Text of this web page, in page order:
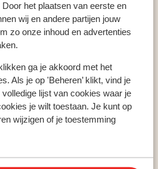
het plaatsen van eerste en
wij en andere partijen jouw
zo onze inhoud en advertenties
ga je akkoord met het
Als je op 'Beheren’ klikt, vind je
lijst van cookies waar je
je wilt toestaan. Je kunt op
wijzigen of je toestemming
populaires
Crète
Mer Rouge
populaires
Hurghada